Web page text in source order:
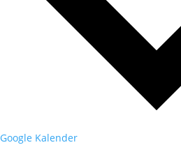
Google Kalender